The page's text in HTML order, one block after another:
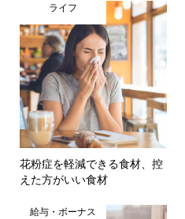
ライフ
花粉症を軽減できる食材、控
えた方がいい食材
給与・ボーナス